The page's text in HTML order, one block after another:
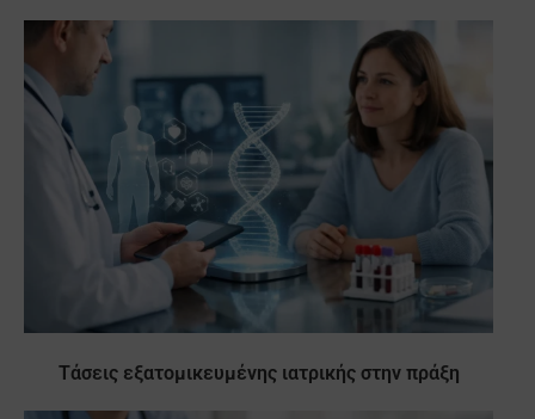
Τάσεις εξατομικευμένης ιατρικής στην πράξη